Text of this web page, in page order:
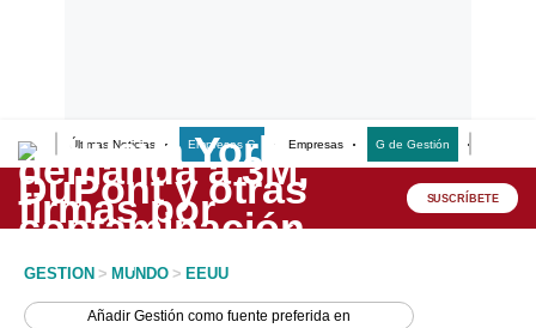
Últimas Noticias Empresas G Empresas G de Gestión
Lo último
Peru Quiosco SUSCRÍBETE
GESTION > MUNDO > EEUU
AñadirGestión como fuente preferida en